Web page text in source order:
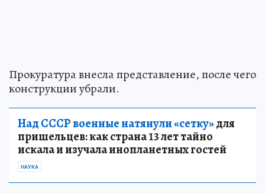
Прокуратура внесла представление, после чего
конструкции убрали.
Над СССР военные натянули «сетку»для
пришельцев: как страна 13 лет тайно
искала и изучала инопланетных гостей
НАУКА